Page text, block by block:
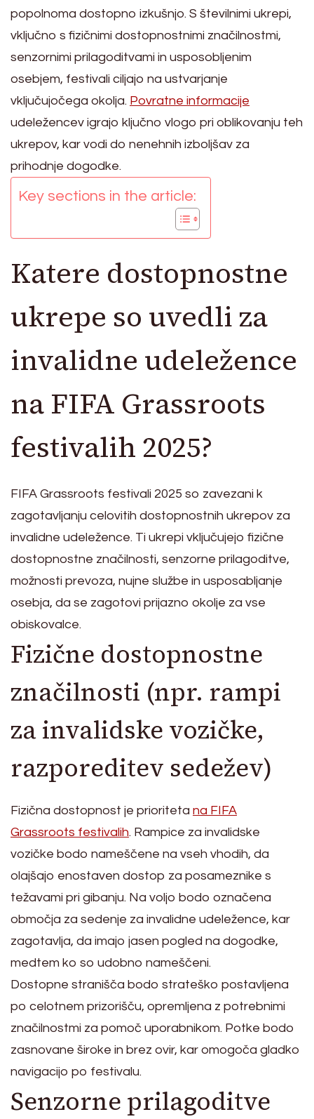
popolnoma dostopno izkušnjo. S številnimi ukrepi,
vključno s fizičnimi dostopnostnimi značilnostmi,
senzornimi prilagoditvami in usposobljenim
osebjem, festivali ciljajo na ustvarjanje
vključujočega okolja. Povratne informacije
udeležencev igrajo ključno vlogo pri oblikovanju teh
ukrepov, kar vodi do nenehnih izboljšav za
prihodnje dogodke.
Key sections in the article:
Katere dostopnostne
ukrepe so uvedli za
invalidne udeležence
na FIFA Grassroots
festivalih 2025?
FIFA Grassroots festivali 2025 so zavezani k
zagotavljanju celovitih dostopnostnih ukrepov za
invalidne udeležence. Ti ukrepi vključujejo fizične
dostopnostne značilnosti, senzorne prilagoditve,
možnosti prevoza, nujne službe in usposabljanje
osebja, da se zagotovi prijazno okolje za vse
obiskovalce.
Fizične dostopnostne
značilnosti (npr. rampi
za invalidske vozičke,
razporeditev sedežev)
Fizična dostopnost je prioriteta na FIFA
Grassroots festivalih. Rampice za invalidske
vozičke bodo nameščene na vseh vhodih, da
olajšajo enostaven dostop za posameznike s
težavami pri gibanju. Na voljo bodo označena
območja za sedenje za invalidne udeležence, kar
zagotavlja, da imajo jasen pogled na dogodke,
medtem ko so udobno nameščeni.
Dostopne stranišča bodo strateško postavljena
po celotnem prizorišču, opremljena z potrebnimi
značilnostmi za pomoč uporabnikom. Potke bodo
zasnovane široke in brez ovir, kar omogoča gladko
navigacijo po festivalu.
Senzorne prilagoditve